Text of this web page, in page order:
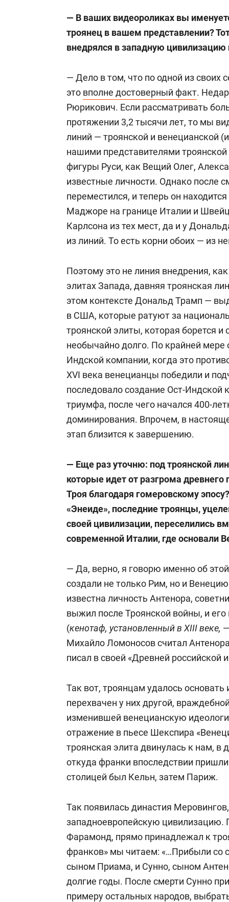
Макиавелли), которое бы
интеграцию, с постепенным
других стран. Предложил
В феврале 2006 года впервые
биржу, торгующую за рубли (биржа
сентября 2008 года, а в марте 2009-
тыс. т нефтепродуктов за 97 млн
планировали выйти «Газпром
В январе 2009 года предложил
экспертный механизм
мирового кризиса.
27 марта 2009-го Панарин принял
После лекции профессор высказал
новой мировой валюты АКЮРЕ
основе трех ведущих мировых
условная денежная единица,
10 валют, средневзвешенный курс
из исследовательских институтов в
денежной единицы» с таким
принималось), рубля и евро, а
Китая о новой мировой валюте на
мнению профессора, именно
позволит безболезненно перейти к
преодоления мирового финансово-
разработку совместной
во взаиморасчетах между
корзины (состоящей из двух валют
Панарин выдвинул идею перехода
национальные валюты; рубль или
предложение о введении новой
встрече 20 стран осенью 2009 года.
20 мая 2009-го начал вести
«Мировая политика» на
Участник ряда международных
участие в новостных и
Автор более 20 книг по теории и
войн.
— В ваших видеороликах вы
троянец в вашем представлении?
внедрялся в западную цивилизацию
— Дело в том, что по одной из
это вполне достоверный факт.
Рюрикович. Если рассматривать
протяжении 3,2 тысячи лет, то мы
линий — троянской и венецианской
нашими представителями
фигуры Руси, как Вещий Олег,
известные личности. Однако после
переместился, и теперь он
Маджоре на границе Италии и
Карлсона из тех мест, да и у
из линий. То есть корни обоих — из
Поэтому это не линия внедрения,
элитах Запада, давняя троянская
этом контексте Дональд Трамп —
в США, которые ратуют за
троянской элиты, которая борется
необычайно долго. По крайней мере
Индской компании, когда это
XVI века венецианцы победили и
последовало создание Ост-Индской
триумфа, после чего начался 400-
доминирования. Впрочем, в
этап близится к завершению.
— Еще раз уточню: под троянской
которые идет от разгрома древнего
Троя благодаря гомеровскому
«Энеиде», последние троянцы,
своей цивилизации, переселились
современной Италии, где основали
— Да, верно, я говорю именно об
создали не только Рим, но и
известна личность Антенора,
выжил после Троянской войны, и его
(кенотаф, установленный в XIIIвеке,
Михайло Ломоносов считал
писал в своей «Древней российской
Так вот, троянцам удалось
перехвачен у них другой,
изменившей венецианскую
отражение в пьесе Шекспира
троянская элита двинулась к нам, в
откуда франки впоследствии
столицей был Кельн, затем Париж.
Так появилась династия
западноевропейскую цивилизацию.
Фарамонд, прямо принадлежал к
франков» мы читаем: «…Прибыли со
сыном Приама, и Сунно, сыном
долгие годы. После смерти Сунно
примеру остальных народов,